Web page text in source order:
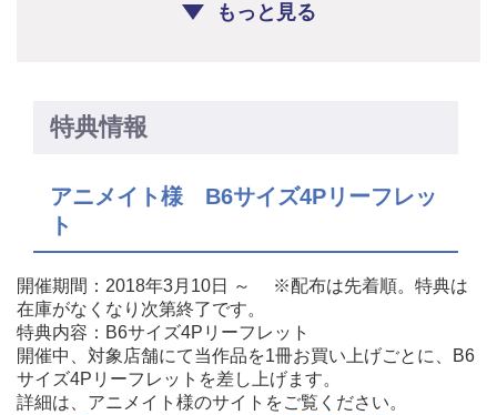
もっと見る
特典情報
アニメイト様 B6サイズ4Pリーフレッ
ト
開催期間：2018年3月10日 ～ ※配布は先着順。特典は
在庫がなくなり次第終了です。
特典内容：B6サイズ4Pリーフレット
開催中、対象店舗にて当作品を1冊お買い上げごとに、B6
サイズ4Pリーフレットを差し上げます。
詳細は、アニメイト様のサイトをご覧ください。